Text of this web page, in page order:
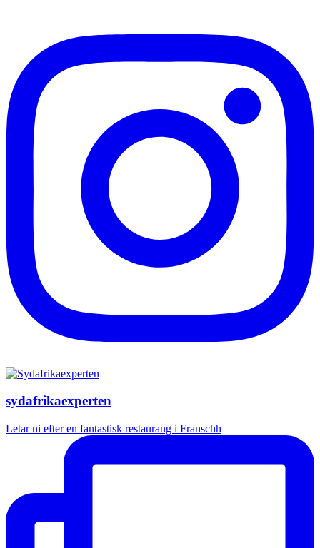
sydafrikaexperten
Letar ni efter en fantastisk restaurang i Franschh